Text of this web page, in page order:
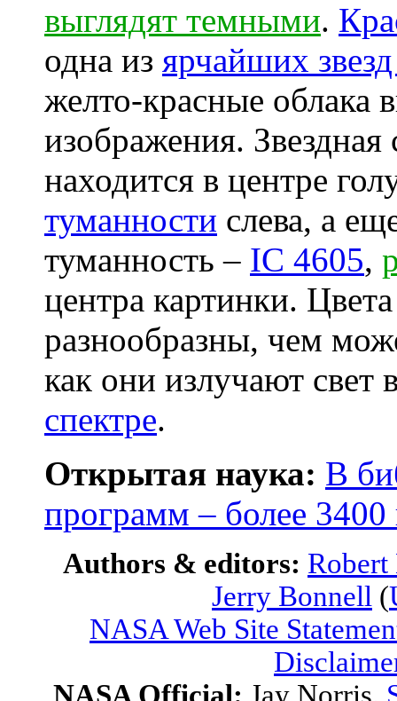
выглядят темными.
одна из ярчайших
желто-красные облака
изображения.
находится в центре
туманности слева, а
туманность – IC 4605,
центра картинки.
разнообразны, чем
как они излучают свет
спектре.
Открытая наука: В
программ – более
Authors & editors:
Jerry Bonnell (
NASA Web Site